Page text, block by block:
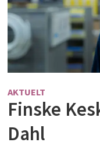
AKTUELT
Finske
Dahl